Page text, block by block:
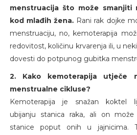
menstruacija što može smanjiti
kod mlađih žena. Rani rak dojke
menstruaciju, no, kemoterapija
redovitost, količinu krvarenja ili, u
dovesti do potpunog gubitka
2. Kako kemoterapija utječe
menstrualne cikluse?
Kemoterapija je snažan koktel
ubijanju stanica raka, ali on
stanice poput onih u jajnicima.